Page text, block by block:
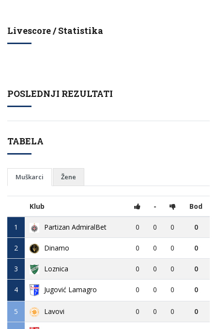
Livescore / Statistika
POSLEDNJI REZULTATI
TABELA
Muškarci Žene
Klub - Bod
1 Partizan AdmiralBet 0 0 0 0
2 Dinamo 0 0 0 0
3 Loznica 0 0 0 0
4 Jugović Lamagro 0 0 0 0
5 Lavovi 0 0 0 0